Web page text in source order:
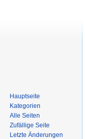
Hauptseite
Kategorien
Alle Seiten
Zufällige Seite
Letzte Änderungen